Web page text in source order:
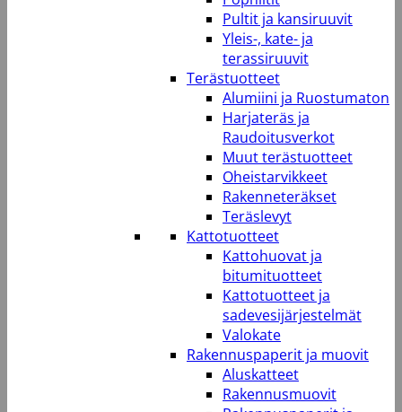
Pultit ja kansiruuvit
Yleis-, kate- ja
terassiruuvit
Terästuotteet
Alumiini ja Ruostumaton
Harjateräs ja
Raudoitusverkot
Muut terästuotteet
Oheistarvikkeet
Rakenneteräkset
Teräslevyt
Kattotuotteet
Kattohuovat ja
bitumituotteet
Kattotuotteet ja
sadevesijärjestelmät
Valokate
Rakennuspaperit ja muovit
Aluskatteet
Rakennusmuovit